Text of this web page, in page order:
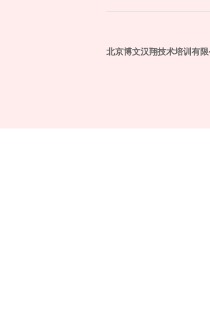
北京博文汉翔技术培训有